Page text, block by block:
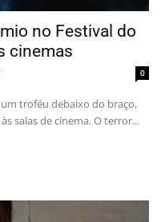
no Festival do
cinemas
0
troféu debaixo do braço,
salas de cinema. O terror...